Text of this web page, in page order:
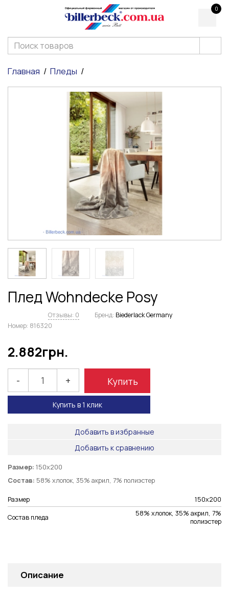
0
Главная Пледы
Плед Wohndecke Posy
Отзывы: 0 Бренд: Biederlack Germany
Номер: 816320
2.882грн.
- + Купить
Купить в 1 клик
Добавить в избранные
Добавить к сравнению
Размер: 150х200
Состав: 58% хлопок, 35% акрил, 7% полиэстер
Размер 150х200
Состав пледа
58% хлопок, 35% акрил, 7%
полиэстер
Описание